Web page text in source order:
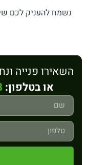
נשמח להעניק לכם
השאירו פנייה
או בטלפון: